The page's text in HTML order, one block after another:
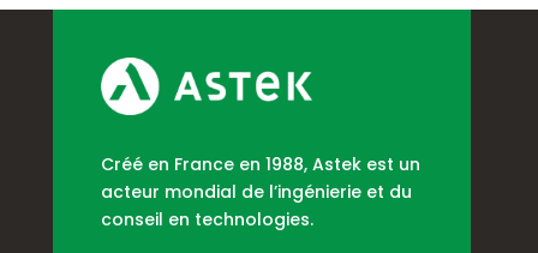
Créé en France en 1988, Astek est un
acteur mondial de l’ingénierie et du
conseil en technologies.